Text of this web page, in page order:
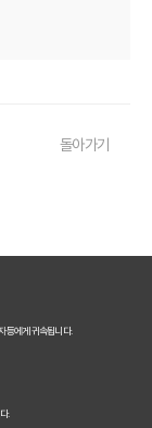
한 차이점은?
할까?
체크리스트
돌아가기
등에게 귀속됩니다.
.